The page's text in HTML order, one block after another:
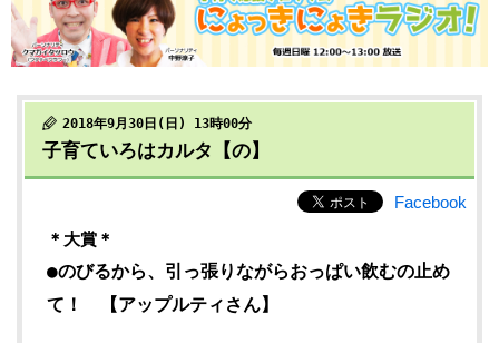
2018年9月30日(日) 13時00分
子育ていろはカルタ【の】
Facebook
＊大賞＊
●のびるから、引っ張りながらおっぱい飲むの止め
て！ 【アップルティさん】